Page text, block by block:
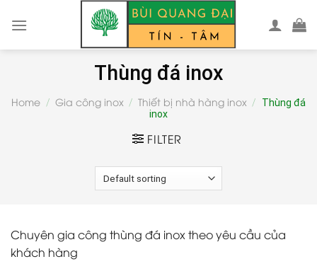
Thùng đá inox
Home / Gia công inox / Thiết bị nhà hàng inox /
Thùng đá
inox
FILTER
Chuyên gia công thùng đá inox theo yêu cầu của
khách hàng